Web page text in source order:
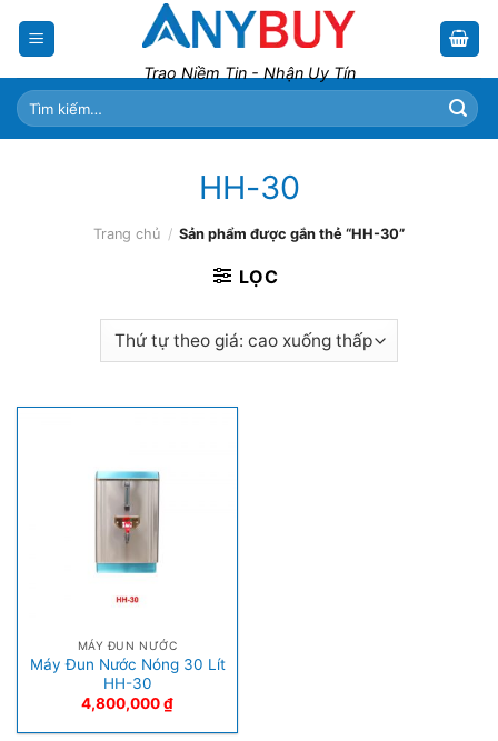
Trao Niềm Tin - Nhận Uy Tín
Tìm
kiếm:
HH-30
Trang chủ / Sản phẩm được gắn thẻ “HH-30”
LỌC
MÁY ĐUN NƯỚC
Máy Đun Nước Nóng 30 Lít
HH-30
4,800,000₫